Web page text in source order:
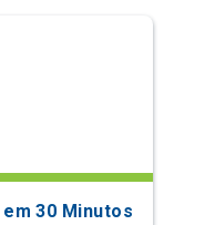
30 Minutos